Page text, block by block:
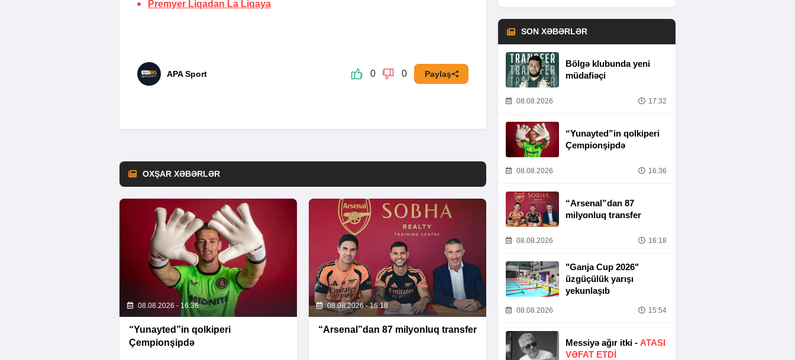
Premyer Liqadan La Liqaya
APA Sport 0 0 Paylaş
OXŞAR XƏBƏRLƏR
08.08.2026 - 16:36
“Yunayted”in qolkiperi
Çempionşipdə
08.08.2026 - 16:18
“Arsenal”dan 87 milyonluq transfer
SON XƏBƏRLƏR
Bölgə klubunda yeni
müdafiəçi
08.08.2026 17:32
“Yunayted”in qolkiperi
Çempionşipdə
08.08.2026 16:36
“Arsenal”dan 87
milyonluq transfer
08.08.2026 16:18
"Ganja Cup 2026"
üzgüçülük yarışı
yekunlaşıb
08.08.2026 15:54
Messiyə ağır itki - ATASI
VƏFAT ETDI